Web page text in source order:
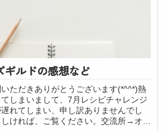
ギルドの感想など
ただきありがとうございます(*^^*)熱
しまいまして、7月レシピチャレンジ
れてしまい、申し訳ありませんでし
ければ、ご覧ください。交流所→オー